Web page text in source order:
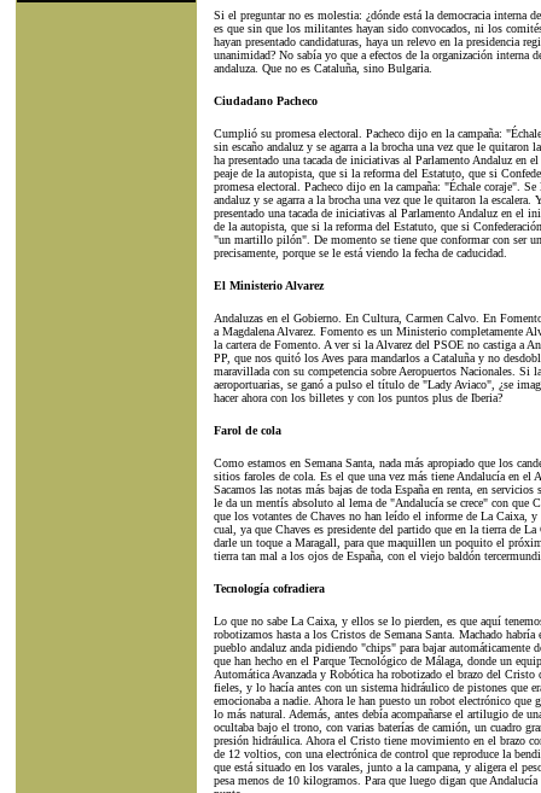
Si el preguntar no es molestia: ¿dónde está la democracia interna
es que sin que los militantes hayan sido convocados, ni los
hayan presentado candidaturas, haya un relevo en la presidencia
unanimidad? No sabía yo que a efectos de la organización interna
andaluza. Que no es Cataluña, sino Bulgaria.
Ciudadano Pacheco
Cumplió su promesa electoral. Pacheco dijo en la campaña:
sin escaño andaluz y se agarra a la brocha una vez que le quitaron
ha presentado una tacada de iniciativas al Parlamento Andaluz en
peaje de la autopista, que si la reforma del Estatuto, que si
promesa electoral. Pacheco dijo en la campaña: "Échale coraje".
andaluz y se agarra a la brocha una vez que le quitaron la escalera.
presentado una tacada de iniciativas al Parlamento Andaluz en el
de la autopista, que si la reforma del Estatuto, que si
"un martillo pilón". De momento se tiene que conformar con ser
precisamente, porque se le está viendo la fecha de caducidad.
El Ministerio Alvarez
Andaluzas en el Gobierno. En Cultura, Carmen Calvo. En
a Magdalena Alvarez. Fomento es un Ministerio completamente
la cartera de Fomento. A ver si la Alvarez del PSOE no castiga a
PP, que nos quitó los Aves para mandarlos a Cataluña y no
maravillada con su competencia sobre Aeropuertos Nacionales. Si
aeroportuarias, se ganó a pulso el título de "Lady Aviaco", ¿se
hacer ahora con los billetes y con los puntos plus de Iberia?
Farol de cola
Como estamos en Semana Santa, nada más apropiado que los
sitios faroles de cola. Es el que una vez más tiene Andalucía en el
Sacamos las notas más bajas de toda España en renta, en
le da un mentís absoluto al lema de "Andalucía se crece" con que
que los votantes de Chaves no han leído el informe de La Caixa,
cual, ya que Chaves es presidente del partido que en la tierra de
darle un toque a Maragall, para que maquillen un poquito el
tierra tan mal a los ojos de España, con el viejo baldón
Tecnología cofradiera
Lo que no sabe La Caixa, y ellos se lo pierden, es que aquí
robotizamos hasta a los Cristos de Semana Santa. Machado habría
pueblo andaluz anda pidiendo "chips" para bajar automáticamente
que han hecho en el Parque Tecnológico de Málaga, donde un
Automática Avanzada y Robótica ha robotizado el brazo del Cristo
fieles, y lo hacía antes con un sistema hidráulico de pistones que
emocionaba a nadie. Ahora le han puesto un robot electrónico que
lo más natural. Además, antes debía acompañarse el artilugio de
ocultaba bajo el trono, con varias baterías de camión, un cuadro
presión hidráulica. Ahora el Cristo tiene movimiento en el brazo
de 12 voltios, con una electrónica de control que reproduce la
que está situado en los varales, junto a la campana, y aligera el
pesa menos de 10 kilogramos. Para que luego digan que Andalucía